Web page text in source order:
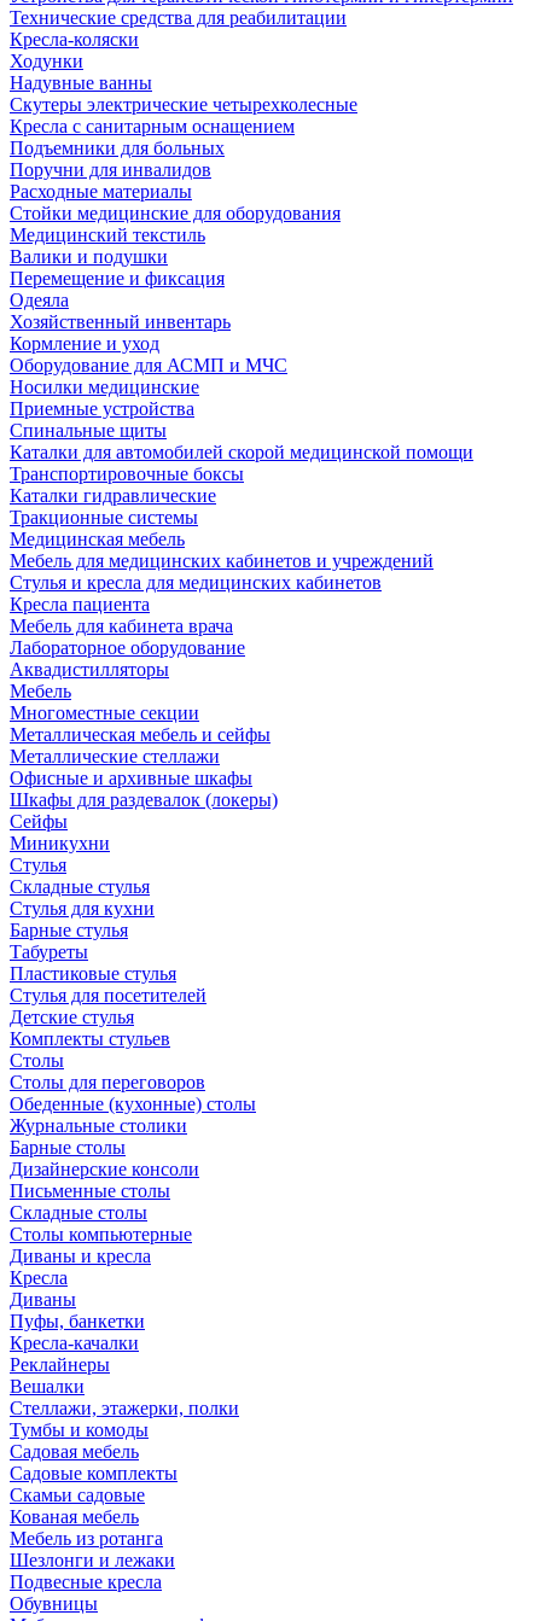
Технические средства для реабилитации
Кресла-коляски
Ходунки
Надувные ванны
Скутеры электрические четырехколесные
Кресла с санитарным оснащением
Подъемники для больных
Поручни для инвалидов
Расходные материалы
Стойки медицинские для оборудования
Медицинский текстиль
Валики и подушки
Перемещение и фиксация
Одеяла
Хозяйственный инвентарь
Кормление и уход
Оборудование для АСМП и МЧС
Носилки медицинские
Приемные устройства
Спинальные щиты
Каталки для автомобилей скорой медицинской помощи
Транспортировочные боксы
Каталки гидравлические
Тракционные системы
Медицинская мебель
Мебель для медицинских кабинетов и учреждений
Стулья и кресла для медицинских кабинетов
Кресла пациента
Мебель для кабинета врача
Лабораторное оборудование
Аквадистилляторы
Мебель
Многоместные секции
Металлическая мебель и сейфы
Металлические стеллажи
Офисные и архивные шкафы
Шкафы для раздевалок (локеры)
Сейфы
Миникухни
Стулья
Складные стулья
Стулья для кухни
Барные стулья
Табуреты
Пластиковые стулья
Стулья для посетителей
Детские стулья
Комплекты стульев
Столы
Столы для переговоров
Обеденные (кухонные) столы
Журнальные столики
Барные столы
Дизайнерские консоли
Письменные столы
Складные столы
Столы компьютерные
Диваны и кресла
Кресла
Диваны
Пуфы, банкетки
Кресла-качалки
Реклайнеры
Вешалки
Стеллажи, этажерки, полки
Тумбы и комоды
Садовая мебель
Садовые комплекты
Скамьи садовые
Кованая мебель
Мебель из ротанга
Шезлонги и лежаки
Подвесные кресла
Обувницы